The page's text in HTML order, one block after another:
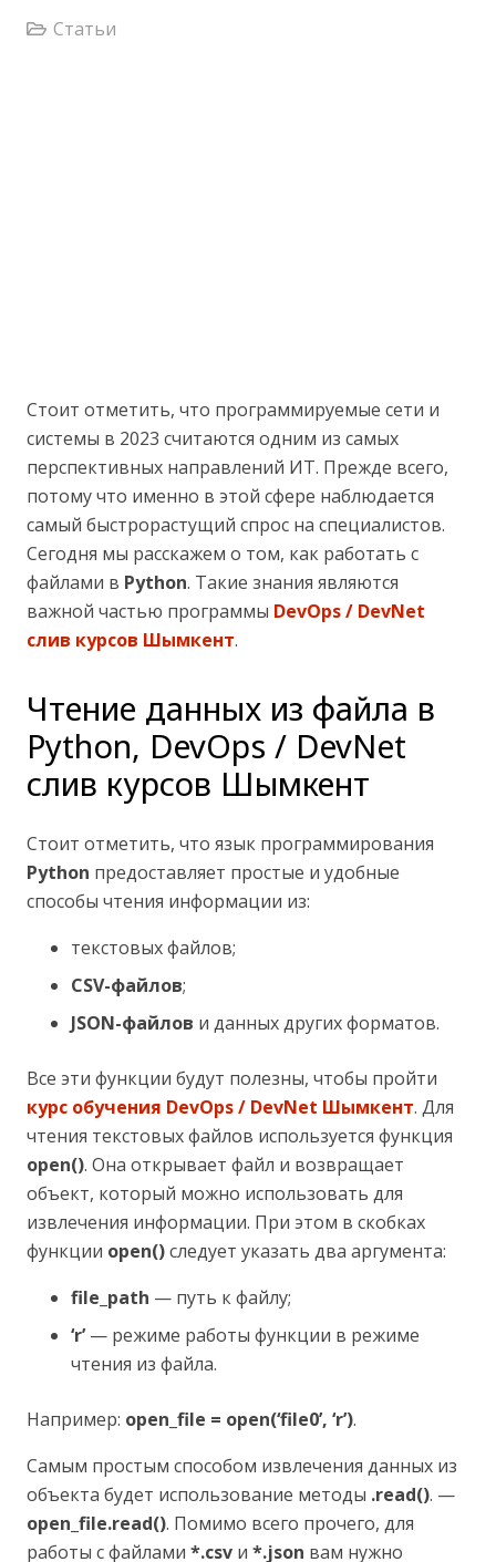
Статьи
Стоит отметить, что программируемые сети и
системы в 2023 считаются одним из самых
перспективных направлений ИТ. Прежде всего,
потому что именно в этой сфере наблюдается
самый быстрорастущий спрос на специалистов.
Сегодня мы расскажем о том, как работать с
файлами в Python. Такие знания являются
важной частью программы DevOps / DevNet
слив курсов Шымкент.
Чтение данных из файла в
Python, DevOps / DevNet
слив курсов Шымкент
Стоит отметить, что язык программирования
Python предоставляет простые и удобные
способы чтения информации из:
текстовых файлов;
CSV-файлов;
JSON-файлов и данных других форматов.
Все эти функции будут полезны, чтобы пройти
курс обучения DevOps / DevNet Шымкент. Для
чтения текстовых файлов используется функция
open(). Она открывает файл и возвращает
объект, который можно использовать для
извлечения информации. При этом в скобках
функции open()следует указать два аргумента:
file_path — путь к файлу;
‘r’— режиме работы функции в режиме
чтения из файла.
Например: open_file = open(‘file0’, ‘r’).
Самым простым способом извлечения данных из
объекта будет использование методы .read(). —
open_file.read(). Помимо всего прочего, для
работы с файлами *.csv и *.json вам нужно